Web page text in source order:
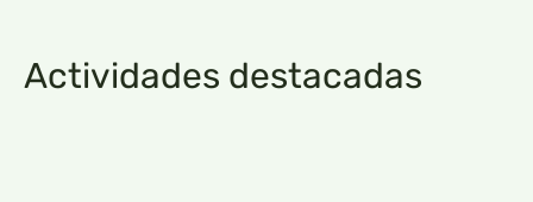
Actividades destacadas